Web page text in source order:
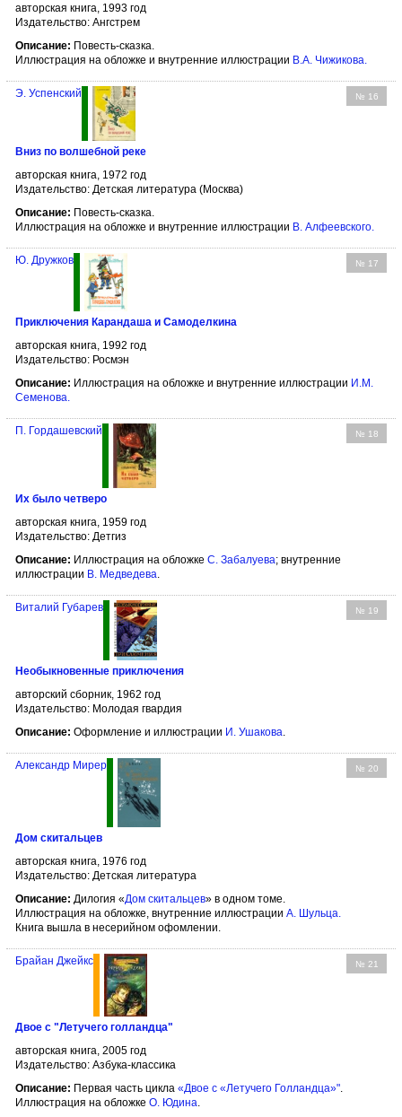
авторская книга, 1993 год
Издательство: Ангстрем
Описание: Повесть-сказка.
Иллюстрация на обложке и внутренние иллюстрации В.А. Чижикова.
№ 16
Э. Успенский
Вниз по волшебной реке
авторская книга, 1972 год
Издательство: Детская литература (Москва)
Описание: Повесть-сказка.
Иллюстрация на обложке и внутренние иллюстрации В. Алфеевского.
№ 17
Ю. Дружков
Приключения Карандаша и Самоделкина
авторская книга, 1992 год
Издательство: Росмэн
Описание: Иллюстрация на обложке и внутренние иллюстрации И.М.
Семенова
№ 18
П. Гордашевский
Их было четверо
авторская книга, 1959 год
Издательство: Детгиз
Описание: Иллюстрация на обложке С. Забалуева; внутренние
иллюстрации В. Медведева
№ 19
Виталий Губарев
Необыкновенные приключения
авторский сборник, 1962 год
Издательство: Молодая гвардия
Описание: Оформление и иллюстрации И. Ушакова.
№ 20
Александр Мирер
Дом скитальцев
авторская книга, 1976 год
Издательство: Детская литература
Описание: Дилогия «Дом скитальцев» в одном томе.
Иллюстрация на обложке, внутренние иллюстрации А. Шульца.
Книга вышла в несерийном офомлении.
№ 21
Брайан Джейкс
Двое с "Летучего голландца"
авторская книга, 2005 год
Издательство: Азбука-классика
Описание: Первая часть цикла «Двое с «Летучего Голландца»".
Иллюстрация на обложке О. Юдина.